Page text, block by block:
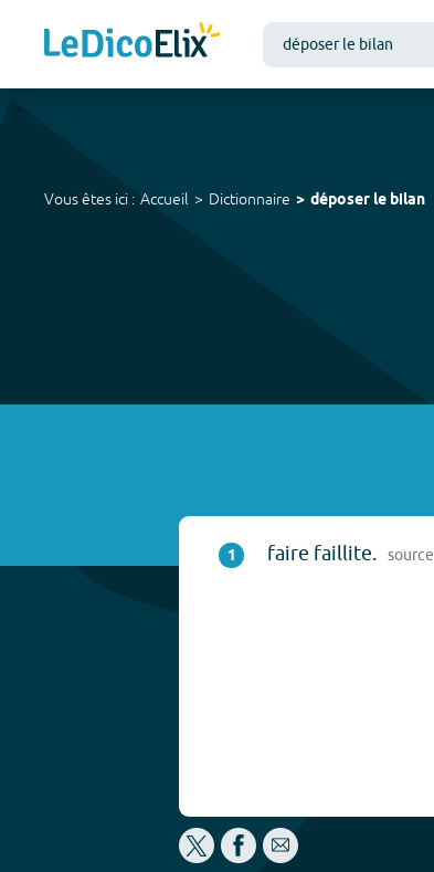
Vous êtes ici : Accueil Dictionnaire déposer le bilan
1 faire faillite. source